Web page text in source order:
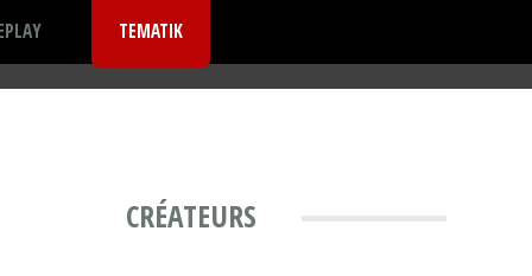
CRÉATEURS
TEMATIK